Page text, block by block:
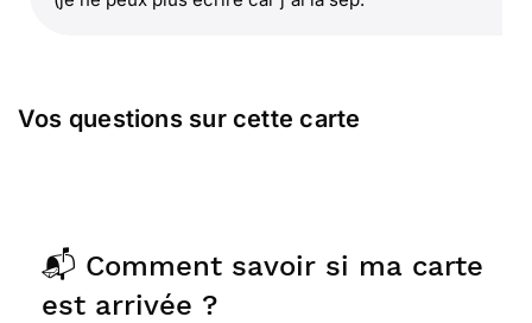
Vos questions sur cette carte
📬 Comment savoir si ma carte
est arrivée ?